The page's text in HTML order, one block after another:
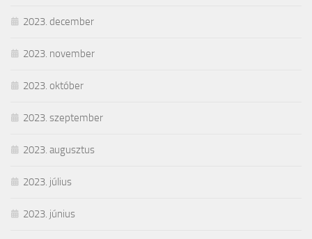
2023. december
2023. november
2023. október
2023. szeptember
2023. augusztus
2023. július
2023. június